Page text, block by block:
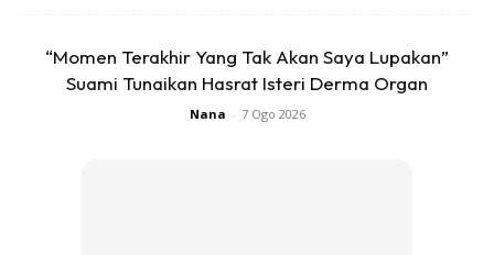
“Momen Terakhir Yang Tak Akan Saya Lupakan”
Suami Tunaikan Hasrat Isteri Derma Organ
Nana - 7 Ogo 2026